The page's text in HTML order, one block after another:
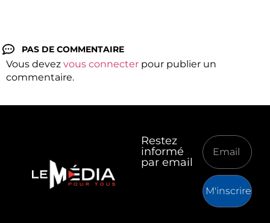
PAS DE COMMENTAIRE
Vous devez vous connecter pour publier un
commentaire.
Restez
informé
par email
M'inscrire